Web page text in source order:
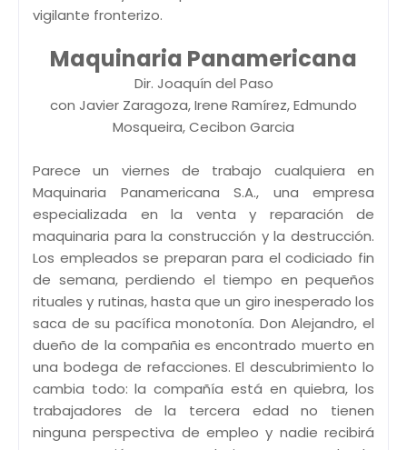
vigilante fronterizo.
Maquinaria Panamericana
Dir. Joaquín del Paso
con Javier Zaragoza, Irene Ramírez, Edmundo
Mosqueira, Cecibon Garcia
Parece un viernes de trabajo cualquiera en
Maquinaria Panamericana S.A., una empresa
especializada en la venta y reparación de
maquinaria para la construcción y la destrucción.
Los empleados se preparan para el codiciado fin
de semana, perdiendo el tiempo en pequeños
rituales y rutinas, hasta que un giro inesperado los
saca de su pacífica monotonía. Don Alejandro, el
dueño de la compañia es encontrado muerto en
una bodega de refacciones. El descubrimiento lo
cambia todo: la compañía está en quiebra, los
trabajadores de la tercera edad no tienen
ninguna perspectiva de empleo y nadie recibirá